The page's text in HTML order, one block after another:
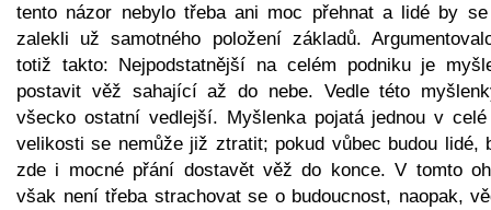
tento názor nebylo třeba ani moc přehnat a lidé by
zalekli už samotného položení základů.
totiž takto: Nejpodstatnější na celém podniku je
postavit věž sahající až do nebe. Vedle této
všecko ostatní vedlejší. Myšlenka pojatá jednou v
velikosti se nemůže již ztratit; pokud vůbec budou lidé,
zde i mocné přání dostavět věž do konce. V tomto
však není třeba strachovat se o budoucnost, naopak,